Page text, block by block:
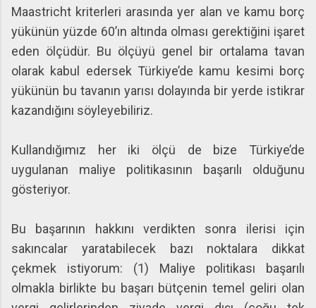
Maastricht kriterleri arasında yer alan ve kamu borç
yükünün yüzde 60’ın altında olması gerektiğini işaret
eden ölçüdür. Bu ölçüyü genel bir ortalama tavan
olarak kabul edersek Türkiye’de kamu kesimi borç
yükünün bu tavanın yarısı dolayında bir yerde istikrar
kazandığını söyleyebiliriz.
Kullandığımız her iki ölçü de bize Türkiye’de
uygulanan maliye politikasının başarılı olduğunu
gösteriyor.
Bu başarının hakkını verdikten sonra ilerisi için
sakıncalar yaratabilecek bazı noktalara dikkat
çekmek istiyorum: (1) Maliye politikası başarılı
olmakla birlikte bu başarı bütçenin temel geliri olan